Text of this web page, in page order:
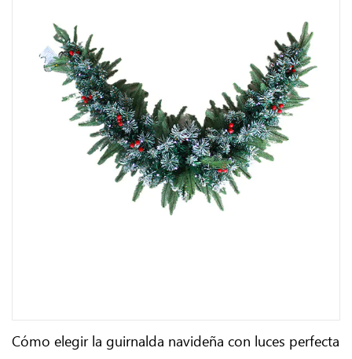
Cómo elegir la guirnalda navideña con luces perfecta